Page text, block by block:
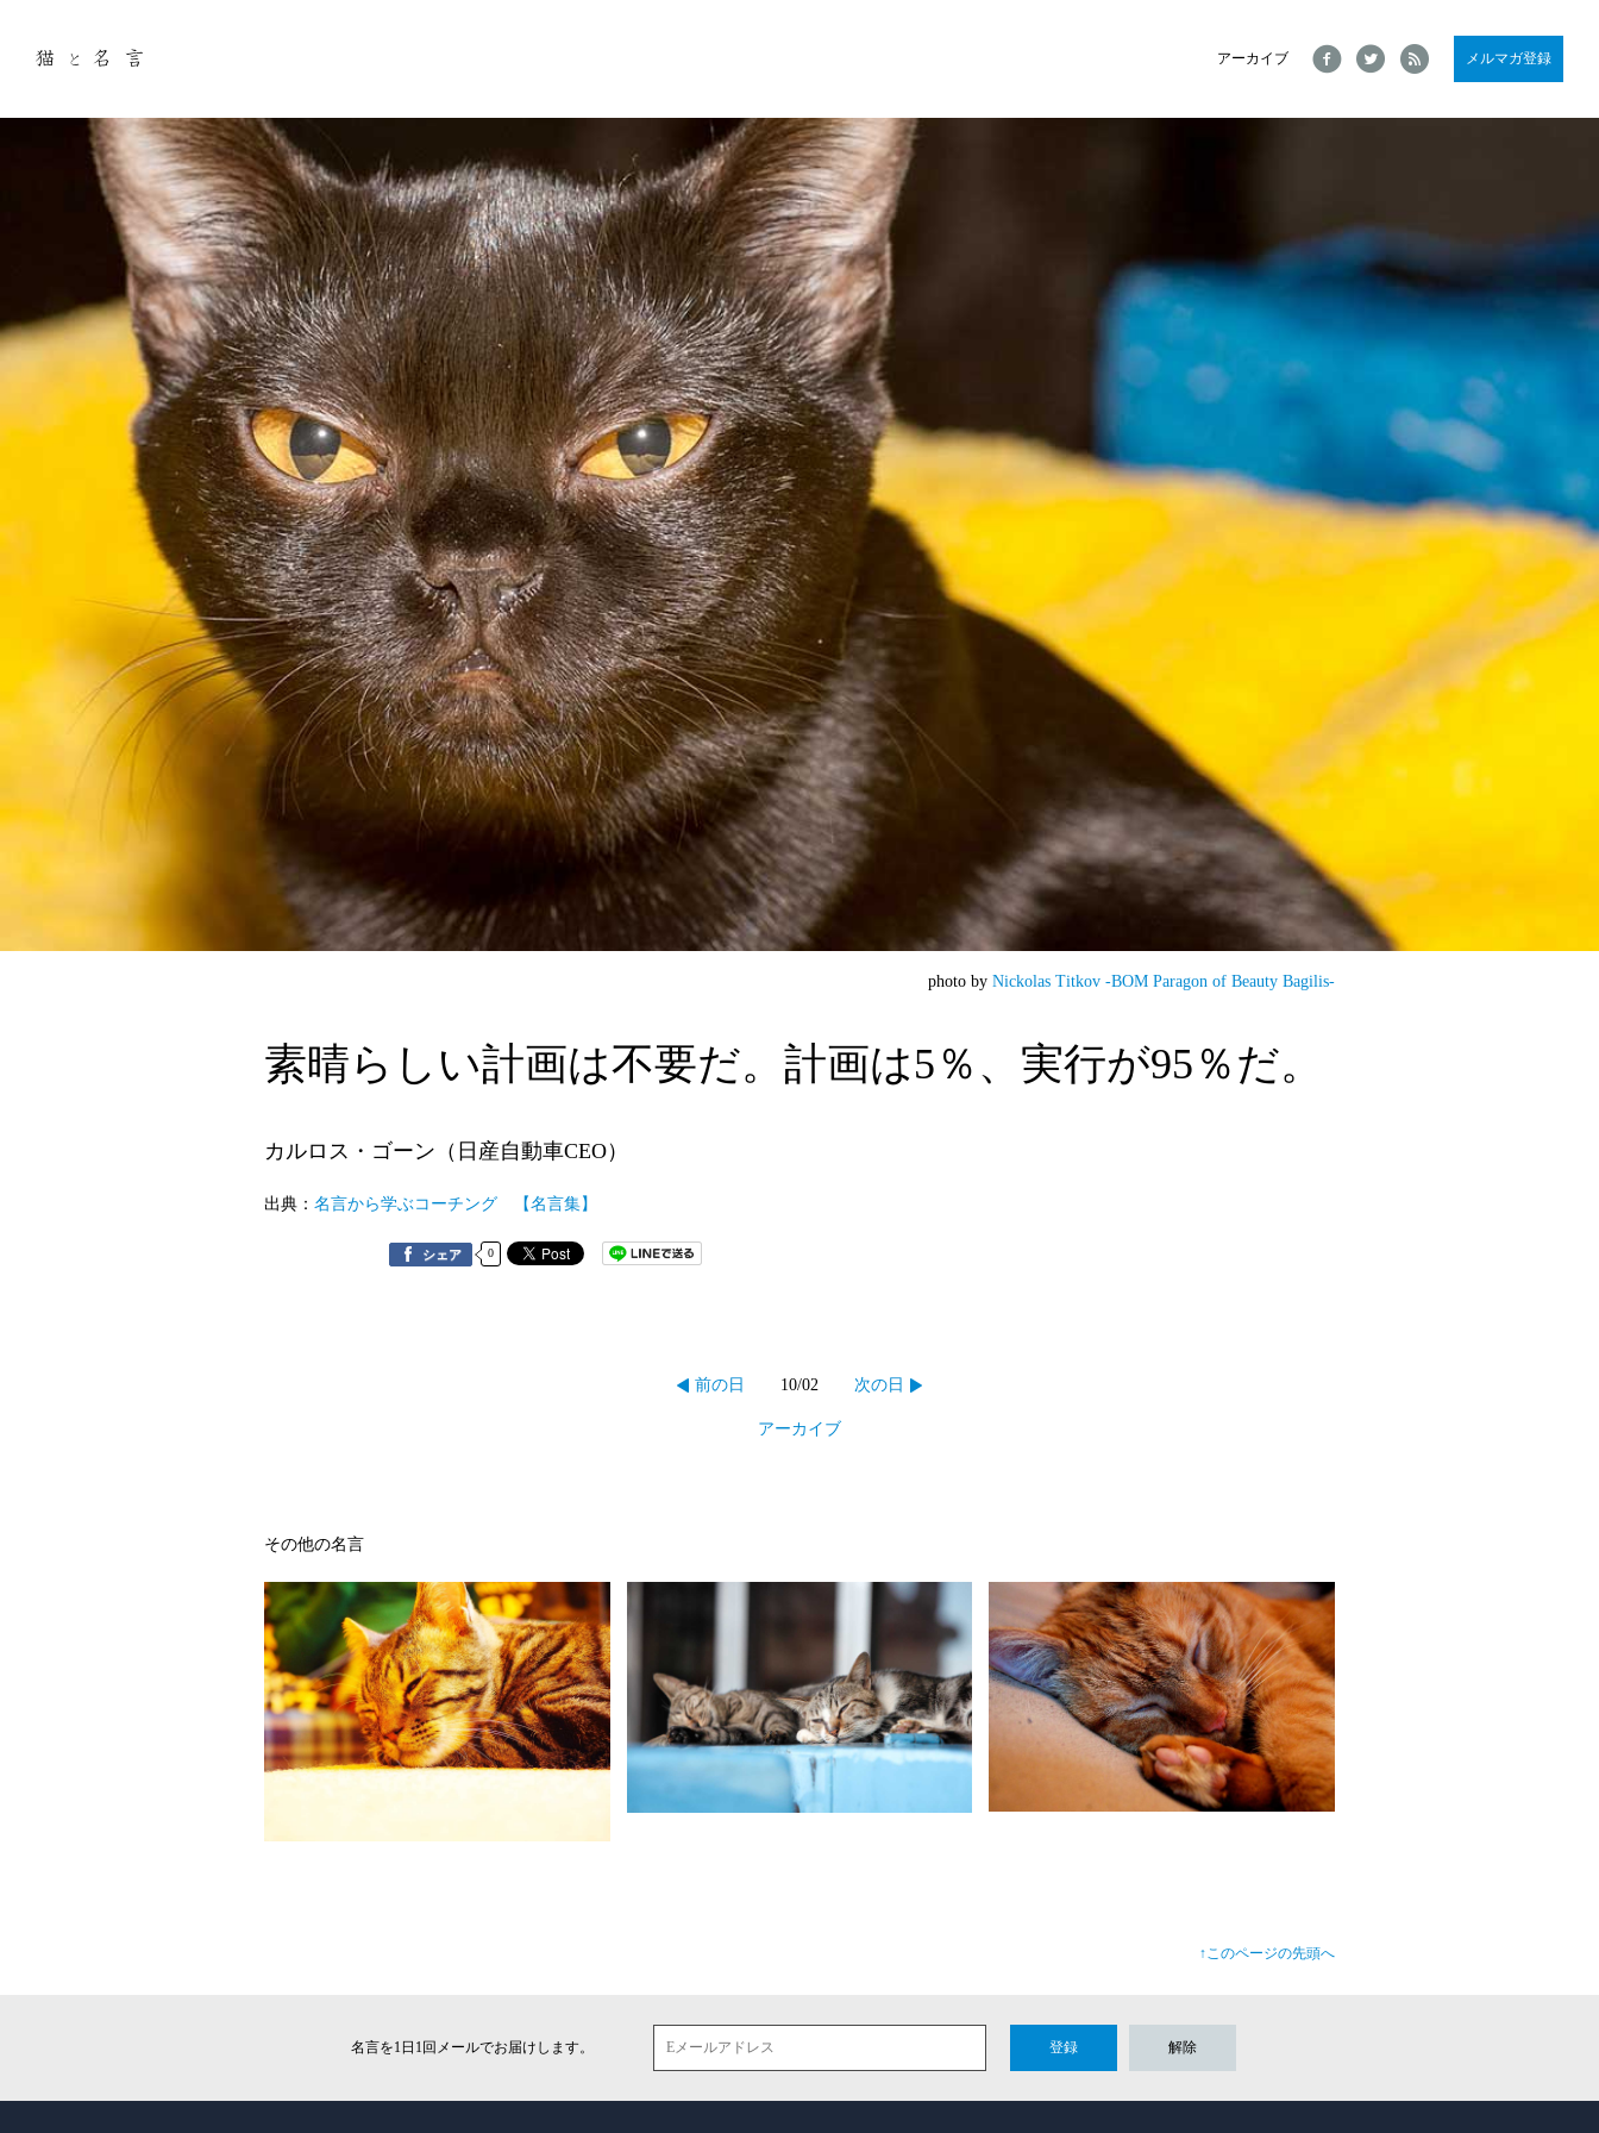
アーカイブ Facebook
Twitter
RSSメルマガ登録
photo by Nickolas Titkov -BOM Paragon of Beauty Bagilis-
素晴らしい計画は不要だ。計画は5％、実行が95％だ。
カルロス・ゴーン（日産自動車CEO）
出典： 名言から学ぶコーチング 【名言集】
シェア 0
前の日 10/02 次の日
アーカイブ
その他の名言
↑このページの先頭へ
名言を1日1回メールでお届けします。 登録 解除